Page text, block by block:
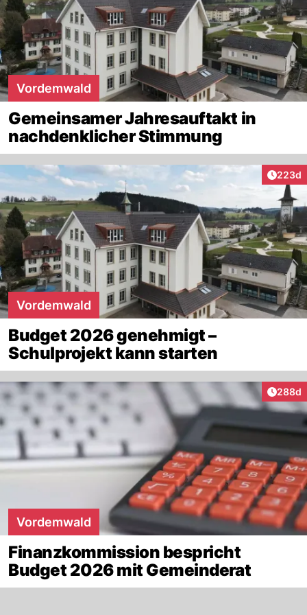
Vordemwald
Gemeinsamer Jahresauftakt in
nachdenklicher Stimmung
223d
Vordemwald
Budget 2026 genehmigt –
Schulprojekt kann starten
288d
Vordemwald
Finanzkommission bespricht
Budget 2026 mit Gemeinderat